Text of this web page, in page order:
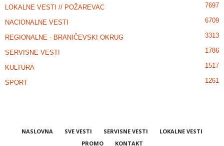
LOKALNE VESTI // POŽAREVAC 7697
NACIONALNE VESTI 6709
REGIONALNE - BRANIČEVSKI OKRUG 3313
SERVISNE VESTI 1786
KULTURA 1517
SPORT 1261
NASLOVNA SVE VESTI SERVISNE VESTI
LOKALNE VESTI
PROMO
KONTAKT